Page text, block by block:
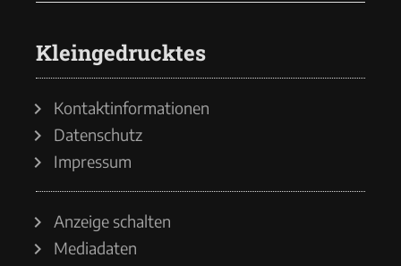
Kleingedrucktes
Kontaktinformationen
Datenschutz
Impressum
Anzeige schalten
Mediadaten